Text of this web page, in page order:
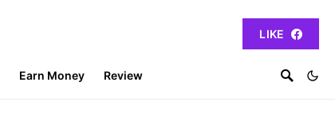
LIKE
Earn Money Review